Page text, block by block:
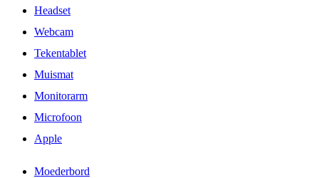
Headset
Webcam
Tekentablet
Muismat
Monitorarm
Microfoon
Apple
Moederbord